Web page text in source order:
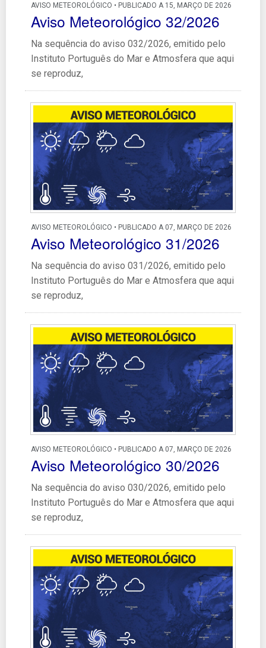
AVISO METEOROLÓGICO • PUBLICADO A 15, MARÇO DE 2026
Aviso Meteorológico 32/2026
Na sequência do aviso 032/2026, emitido pelo
Instituto Português do Mar e Atmosfera que aqui
se reproduz,
AVISO METEOROLÓGICO • PUBLICADO A 07, MARÇO DE 2026
Aviso Meteorológico 31/2026
Na sequência do aviso 031/2026, emitido pelo
Instituto Português do Mar e Atmosfera que aqui
se reproduz,
AVISO METEOROLÓGICO • PUBLICADO A 07, MARÇO DE 2026
Aviso Meteorológico 30/2026
Na sequência do aviso 030/2026, emitido pelo
Instituto Português do Mar e Atmosfera que aqui
se reproduz,